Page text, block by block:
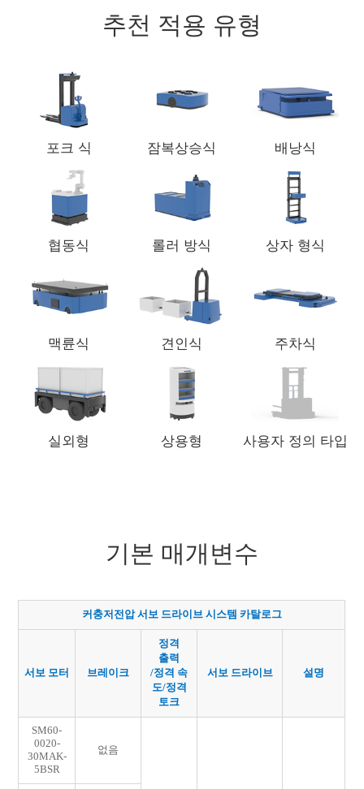
추천 적용 유형
포크 식 잠복상승식 배낭식
협동식 롤러 방식 상자 형식
맥륜식 견인식 주차식
실외형 상용형 사용자 정의 타입
기본 매개변수
커충저전압 서보 드라이브 시스템 카탈로그
서보 모터 브레이크
정격
출력
/정격 속
도/정격
토크
서보 드라이브 설명
SM60-
0020-
30MAK-
5BSR
없음